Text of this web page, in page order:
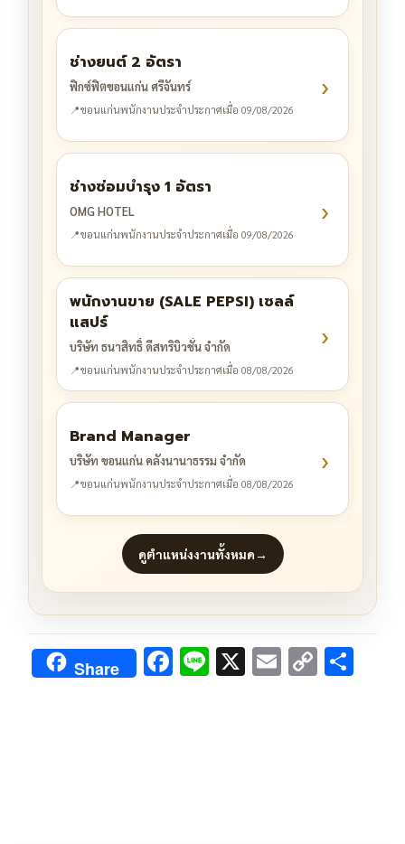
ช่างยนต์ 2 อัตรา
ฟิกซ์ฟิตขอนแก่น ศรีจันทร์
📍ขอนแก่นพนักงานประจำประกาศเมื่อ 09/08/2026
›
ช่างซ่อมบำรุง 1 อัตรา
OMG HOTEL
📍ขอนแก่นพนักงานประจำประกาศเมื่อ 09/08/2026
›
พนักงานขาย (SALE PEPSI) เซลล์
แสปร์
บริษัท ธนาสิทธิ์ ดีสทริบิวชั่น จำกัด
📍ขอนแก่นพนักงานประจำประกาศเมื่อ 08/08/2026
›
Brand Manager
บริษัท ขอนแก่น คลังนานาธรรม จำกัด
📍ขอนแก่นพนักงานประจำประกาศเมื่อ 08/08/2026
›
ดูตำแหน่งงานทั้งหมด→
Share F Li X E C